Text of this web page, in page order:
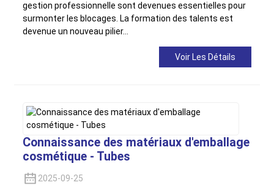
gestion professionnelle sont devenues essentielles pour
surmonter les blocages. La formation des talents est
devenue un nouveau pilier…
Voir Les Détails
Connaissance des matériaux d'emballage
cosmétique - Tubes
2025-09-25